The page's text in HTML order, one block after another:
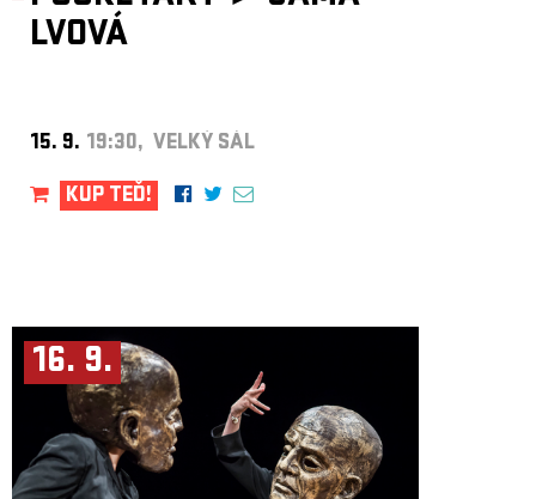
LVOVÁ
15. 9. 19:30, VELKÝ SÁL
KUP TEĎ!
16. 9.